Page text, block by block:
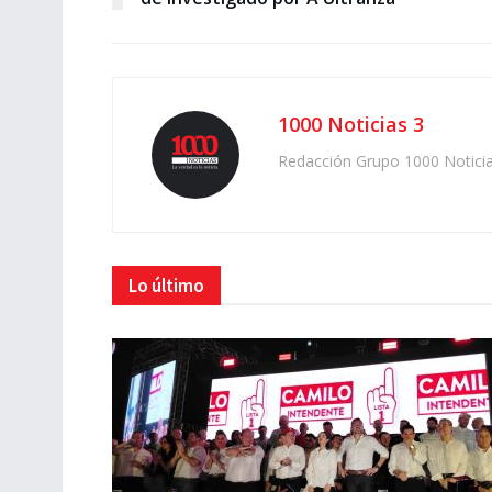
1000 Noticias 3
Redacción Grupo 1000
Lo último